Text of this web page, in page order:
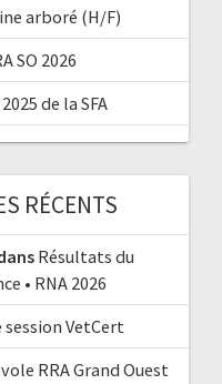
arboré (H/F)
SO 2026
de la SFA
RÉCENTS
Résultats du
• RNA 2026
session VetCert
RRA Grand Ouest